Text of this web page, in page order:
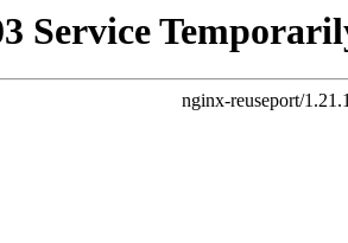
Service
nginx-reuseport/